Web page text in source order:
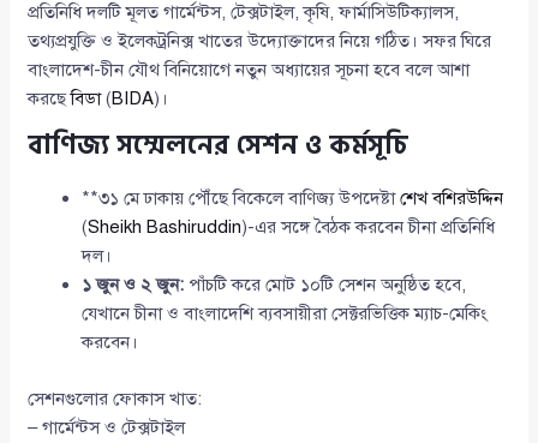
প্রতিনিধি দলটি মূলত গার্মেন্টস, টেক্সটাইল, কৃষি, ফার্মাসিউটিক্যালস,
তথ্যপ্রযুক্তি ও ইলেকট্রনিক্স খাতের উদ্যোক্তাদের নিয়ে গঠিত। সফর ঘিরে
বাংলাদেশ-চীন যৌথ বিনিয়োগে নতুন অধ্যায়ের সূচনা হবে বলে আশা
করছেবিডা(BIDA)।
বাণিজ্য সম্মেলনের সেশন ও কর্মসূচি
**৩১ মে ঢাকায় পৌঁছে বিকেলে বাণিজ্য উপদেষ্টাশেখ বশিরউদ্দিন
(Sheikh Bashiruddin)-এর সঙ্গে বৈঠক করবেন চীনা প্রতিনিধি
দল।
১ জুন ও ২ জুন: পাঁচটি করে মোট ১০টি সেশন অনুষ্ঠিত হবে,
যেখানে চীনা ও বাংলাদেশি ব্যবসায়ীরা সেক্টরভিত্তিক ম্যাচ-মেকিং
করবেন।
সেশনগুলোর ফোকাস খাত:
– গার্মেন্টস ও টেক্সটাইল